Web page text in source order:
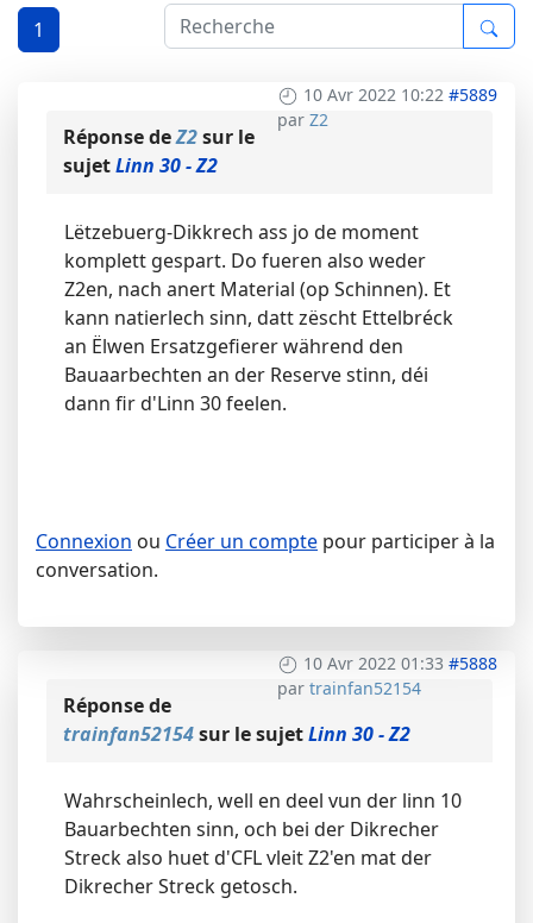
1
10 Avr 2022 10:22 #5889
par Z2
Réponse deZ2sur le
sujetLinn 30 - Z2
Lëtzebuerg-Dikkrech ass jo de moment
komplett gespart. Do fueren also weder
Z2en, nach anert Material (op Schinnen). Et
kann natierlech sinn, datt zëscht Ettelbréck
an Ëlwen Ersatzgefierer während den
Bauaarbechten an der Reserve stinn, déi
dann fir d'Linn 30 feelen.
Connexion ou Créer un compte pour participer à la
conversation.
10 Avr 2022 01:33 #5888
par trainfan52154
Réponse de
trainfan52154sur le sujetLinn 30 - Z2
Wahrscheinlech, well en deel vun der linn 10
Bauarbechten sinn, och bei der Dikrecher
Streck also huet d'CFL vleit Z2'en mat der
Dikrecher Streck getosch.